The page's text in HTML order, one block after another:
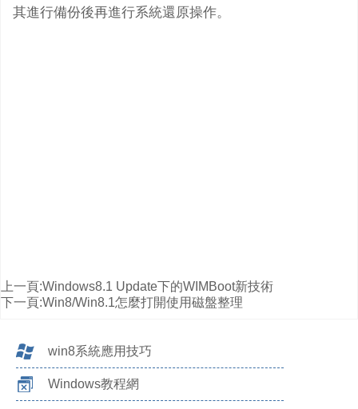
其進行備份後再進行系統還原操作。
上一頁:Windows8.1 Update下的WIMBoot新技術
下一頁:Win8/Win8.1怎麼打開使用磁盤整理
win8系統應用技巧
Windows教程網